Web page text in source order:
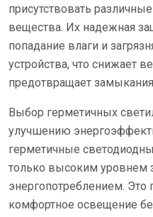
присутствовать
вещества. Их надежная
попадание влаги и
устройства, что снижает
предотвращает
Выбор герметичных
улучшению
герметичные
только высоким уровнем
энергопотреблением. Это
комфортное освещение